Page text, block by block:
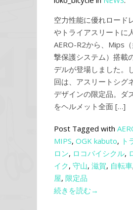
空力性能に優れロード
やトライアスリートに
AERO-R2から、Mips
撃保護システム）搭載
デルが登場しました。
回は、アスリートシグ
デザインの限定品。ダ
をヘルメット全面 […]
Post Tagged with
MIPS, OGK kabuto, ト
ロン, ロコバイシクル,
イク, 守山, 滋賀, 自転車
屋, 限定品
続きを読む→